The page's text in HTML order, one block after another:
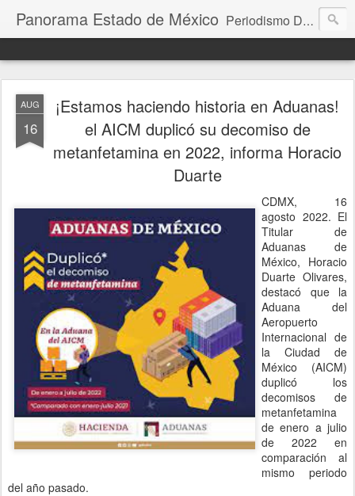
Panorama Estado de México Periodismo Digital
AUG
16
¡Estamos haciendo historia en Aduanas!
el AICM duplicó su decomiso de
metanfetamina en 2022, informa Horacio
Duarte
CDMX, 16
agosto 2022. El
Titular de
Aduanas de
México, Horacio
Duarte Olivares,
destacó que la
Aduana del
Aeropuerto
Internacional de
la Ciudad de
México (AICM)
duplicó los
decomisos de
metanfetamina
de enero a julio
de 2022 en
comparación al
mismo periodo
del año pasado.